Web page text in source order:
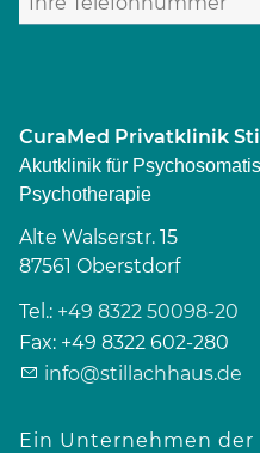
CuraMed Privatklinik
Akutklinik für
Psychotherapie
Alte Walserstr. 15
87561 Oberstdorf
Tel.: +49 8322 50098-20
Fax: +49 8322 602-280
info@stillachhaus.de
Ein Unternehmen der